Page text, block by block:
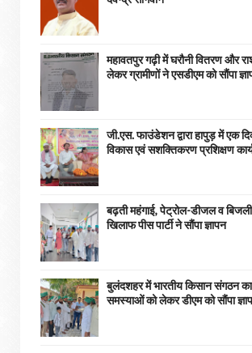
महावतपुर गढ़ी में घरौनी वितरण और
लेकर ग्रामीणों ने एसडीएम को सौंपा
जी.एस. फाउंडेशन द्वारा हापुड़ में एक
विकास एवं सशक्तिकरण प्रशिक्षण
बढ़ती महंगाई, पेट्रोल-डीजल व बिजली
खिलाफ पीस पार्टी ने सौंपा ज्ञापन
बुलंदशहर में भारतीय किसान संगठन का
समस्याओं को लेकर डीएम को सौंपा